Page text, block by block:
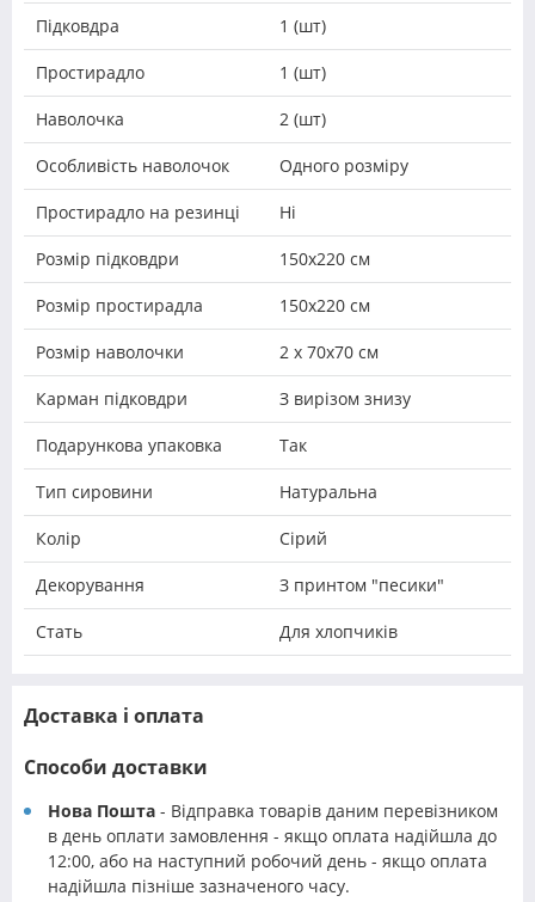
Підковдра 1 (шт)
Простирадло 1 (шт)
Наволочка 2 (шт)
Особливість наволочок Одного розміру
Простирадло на резинці Ні
Розмір підковдри 150х220 см
Розмір простирадла 150х220 см
Розмір наволочки 2 х 70х70 см
Карман підковдри З вирізом знизу
Подарункова упаковка Так
Тип сировини Натуральна
Колір Сірий
Декорування З принтом "песики"
Стать Для хлопчиків
Доставка і оплата
Способи доставки
Нова Пошта - Відправка товарів даним перевізником
в день оплати замовлення - якщо оплата надійшла до
12:00, або на наступний робочий день - якщо оплата
надійшла пізніше зазначеного часу.